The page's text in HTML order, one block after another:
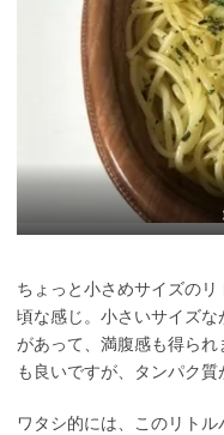
ちょっと小さめサイズの
頃な感じ。小さいサイズ
があって、満腹感も得ら
も良いですが、タンパク質
ワタシ的には、このリト